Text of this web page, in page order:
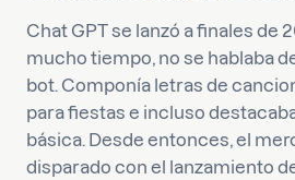
Chat GPT se lanzó a finales de
mucho tiempo, no se hablaba
bot. Componía letras de
para fiestas e incluso
básica. Desde entonces, el
disparado con el lanzamiento